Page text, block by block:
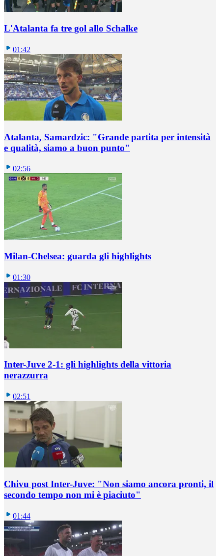
L'Atalanta fa tre gol allo Schalke
01:42
Atalanta, Samardzic: "Grande partita per intensità
e qualità, siamo a buon punto"
02:56
Milan-Chelsea: guarda gli highlights
01:30
Inter-Juve 2-1: gli highlights della vittoria
nerazzurra
02:51
Chivu post Inter-Juve: "Non siamo ancora pronti, il
secondo tempo non mi è piaciuto"
01:44